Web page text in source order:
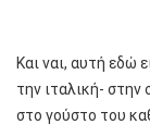
Και ναι, αυτή εδώ
την ιταλική-
στο γούστο του